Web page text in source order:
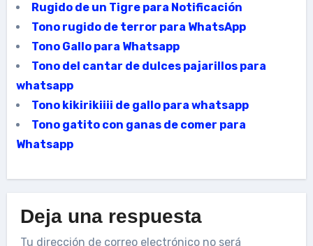
Rugido de un Tigre para Notificación
Tono rugido de terror para WhatsApp
Tono Gallo para Whatsapp
Tono del cantar de dulces pajarillos para
whatsapp
Tono kikirikiiii de gallo para whatsapp
Tono gatito con ganas de comer para
Whatsapp
Deja una respuesta
Tu dirección de correo electrónico no será